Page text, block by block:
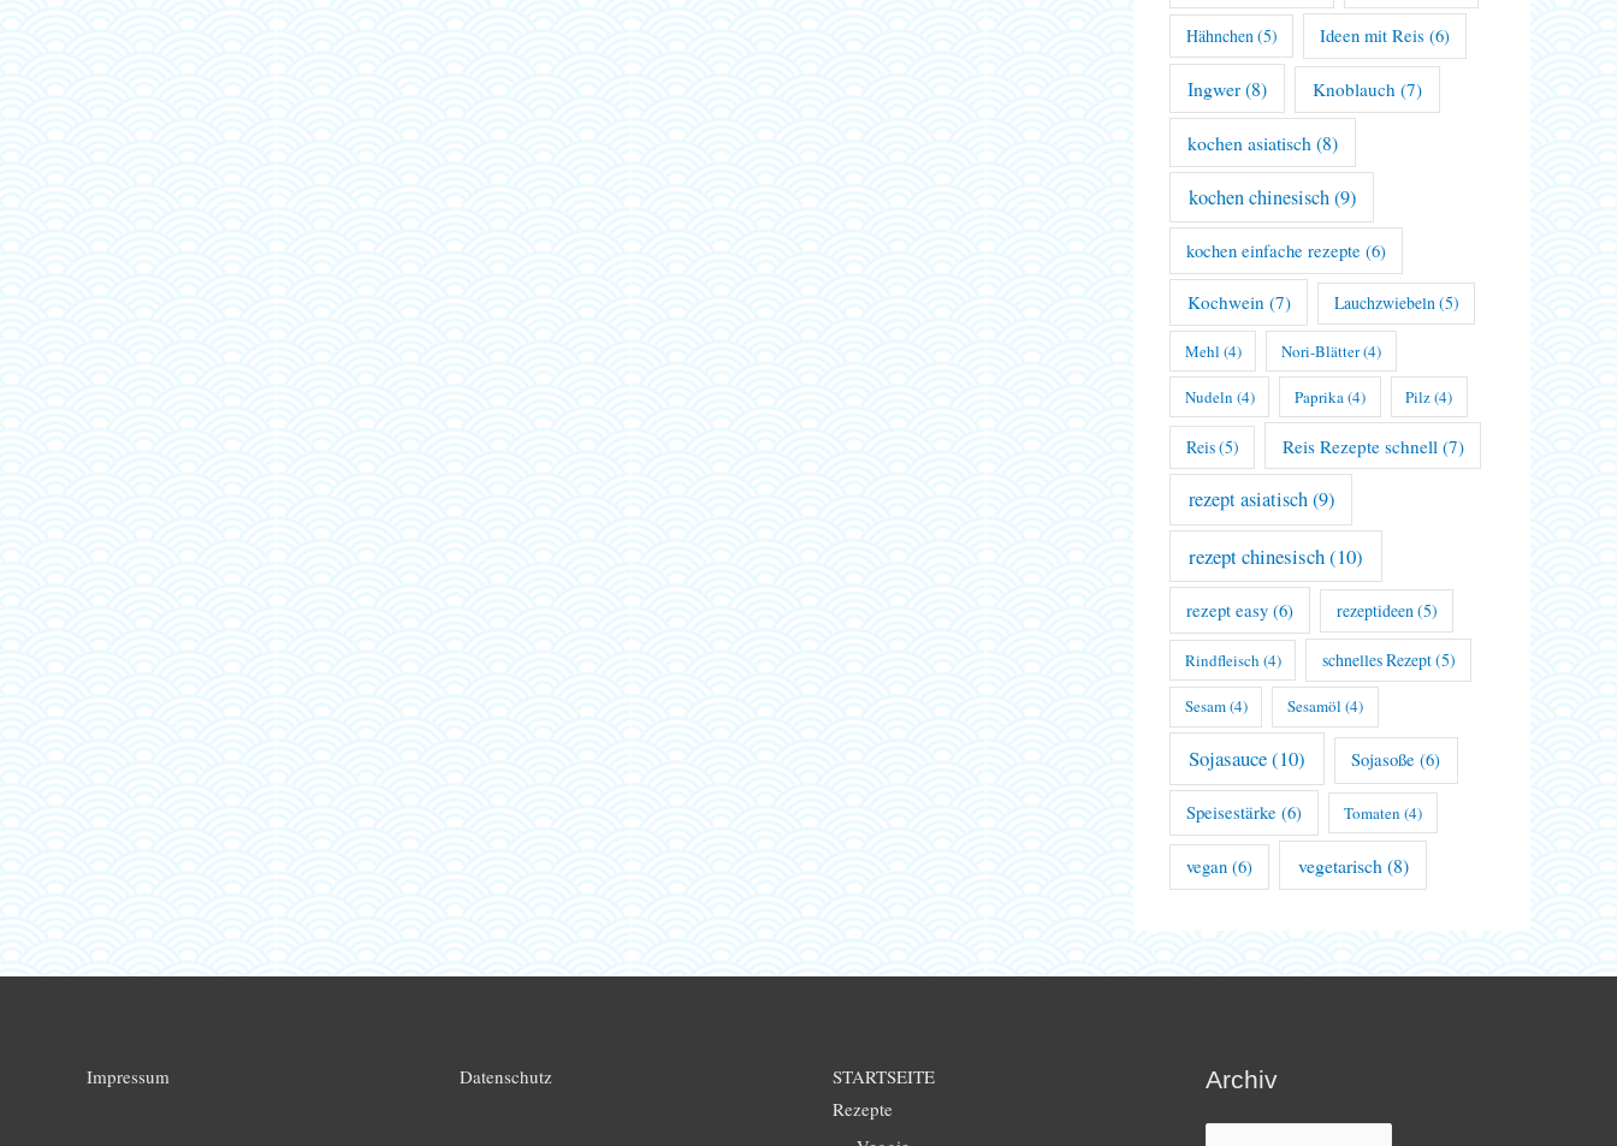
Hähnchen(5) Ideen mit Reis (6)
Ingwer(8) Knoblauch (7)
kochen asiatisch (8)
kochen chinesisch(9)
kochen einfache rezepte (6)
Kochwein(7) Lauchzwiebeln(5)
Mehl (4) Nori-Blätter(4)
Nudeln (4) Paprika (4) Pilz(4)
Reis(5) Reis Rezepte schnell (7)
rezept asiatisch(9)
rezept chinesisch(10)
rezept easy (6) rezeptideen (5)
Rindfleisch (4) schnelles Rezept(5)
Sesam(4) Sesamöl (4)
Sojasauce(10) Sojasoße (6)
Speisestärke (6) Tomaten (4)
vegan (6) vegetarisch (8)
Impressum Datenschutz
STARTSEITE
Rezepte
Archiv